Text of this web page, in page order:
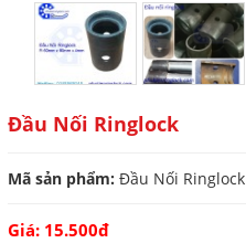
Đầu Nối Ringlock
Mã sản phẩm: Đầu Nối Ringlock
Giá: 15.500đ